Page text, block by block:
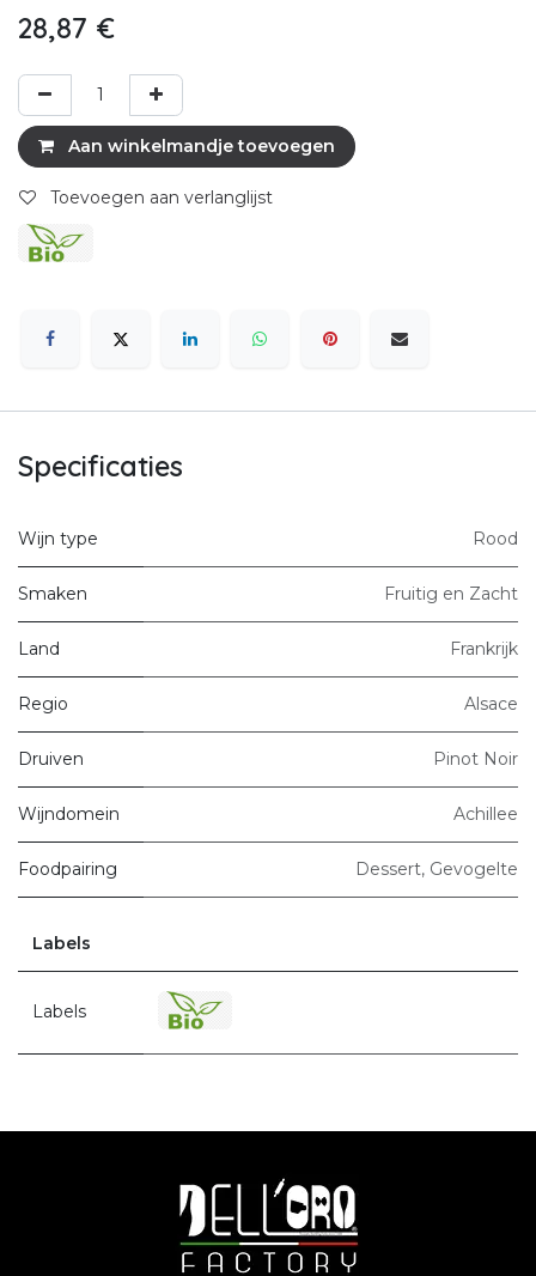
28,87 €
Aan winkelmandje toevoegen
Toevoegen aan verlanglijst
Specificaties
Wijn type Rood
Smaken Fruitig en Zacht
Land Frankrijk
Regio Alsace
Druiven Pinot Noir
Wijndomein Achillee
Foodpairing Dessert, Gevogelte
Labels
Labels